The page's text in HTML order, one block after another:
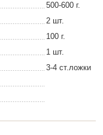
500-600 г.
2 шт.
100 г.
1 шт.
3-4 ст.ложки